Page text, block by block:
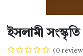
ইসলামী সংস্কৃতি
(0